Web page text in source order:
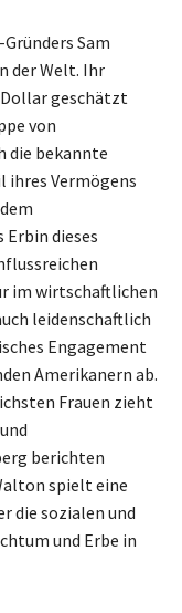
Sam
der Welt. Ihr
geschätzt
von
die bekannte
Vermögens
dieses
im wirtschaftlichen
leidenschaftlich
Engagement
Amerikanern ab.
Frauen zieht
berichten
spielt eine
die sozialen und
und Erbe in